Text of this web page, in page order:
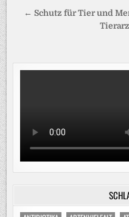
← Schutz für Tier und